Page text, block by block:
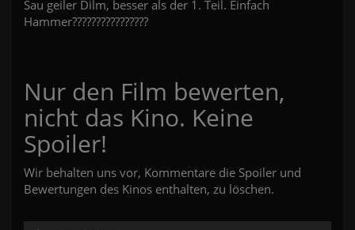
Sau geiler Dilm, besser als der 1. Teil. Einfach
Hammer????????????????
Nur den Film bewerten,
nicht das Kino. Keine
Spoiler!
Wir behalten uns vor, Kommentare die Spoiler und
Bewertungen des Kinos enthalten, zu löschen.